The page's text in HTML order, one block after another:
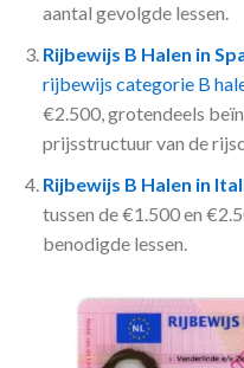
aantal gevolgde lessen.
Rijbewijs B Halen in
rijbewijs categorie B
€2.500, grotendeels
prijsstructuur van de
Rijbewijs B Halen in
tussen de €1.500 en
benodigde lessen.